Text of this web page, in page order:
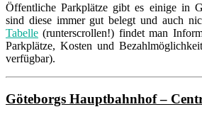
Öffentliche Parkplätze gibt es einige in
sind diese immer gut belegt und auch
Tabelle (runterscrollen!) findet man
Parkplätze, Kosten und
verfügbar).
Göteborgs Hauptbahnhof –